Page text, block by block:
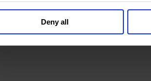
Deny all